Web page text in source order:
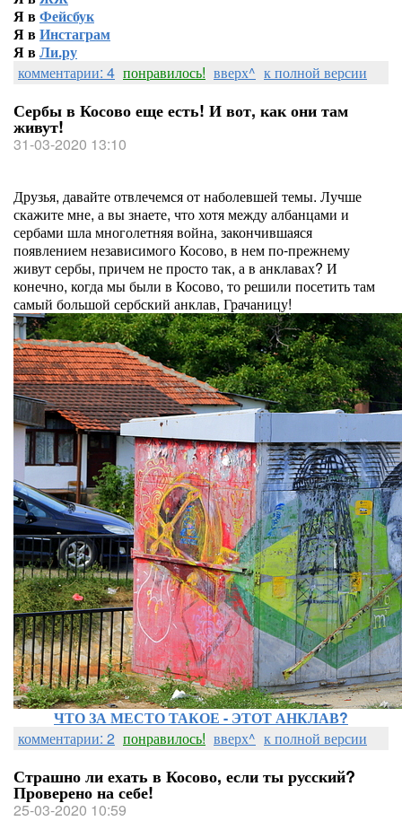
Я вФейсбук
Я вИнстаграм
Я вЛи.ру
комментарии: 4 понравилось! вверх^ к полной версии
Сербы в Косово еще есть! И вот, как они там
живут!
31-03-2020 13:10
Друзья, давайте отвлечемся от наболевшей темы. Лучше
скажите мне, а вы знаете, что хотя между албанцами и
сербами шла многолетняя война, закончившаяся
появлением независимого Косово, в нем по-прежнему
живут сербы, причем не просто так, а в анклавах? И
конечно, когда мы были в Косово, то решили посетить там
самый большой сербский анклав, Грачаницу!
ЧТО ЗА МЕСТО ТАКОЕ - ЭТОТ АНКЛАВ?
комментарии: 2 понравилось! вверх^ к полной версии
Страшно ли ехать в Косово, если ты русский?
Проверено на себе!
25-03-2020 10:59